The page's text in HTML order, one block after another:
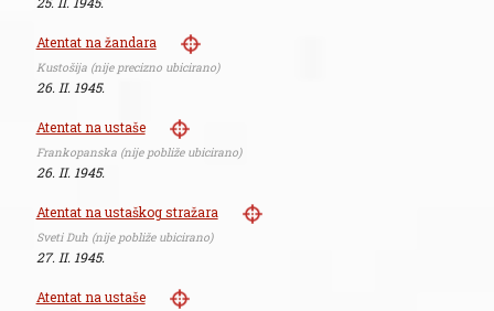
Atentat na žandara
Kustošija (nije precizno ubicirano)
26. II. 1945.
Atentat na ustaše
Frankopanska (nije pobliže ubicirano)
26. II. 1945.
Atentat na ustaškog stražara
Sveti Duh (nije pobliže ubicirano)
27. II. 1945.
Atentat na ustaše